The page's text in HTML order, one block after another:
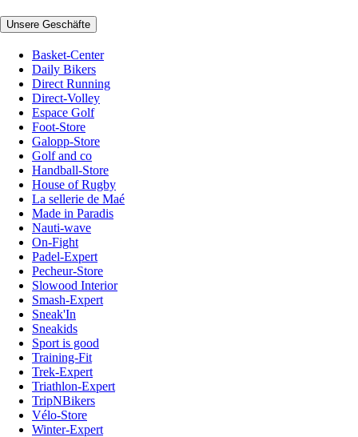
Unsere Geschäfte
Basket-Center
Daily Bikers
Direct Running
Direct-Volley
Espace Golf
Foot-Store
Galopp-Store
Golf and co
Handball-Store
House of Rugby
La sellerie de Maé
Made in Paradis
Nauti-wave
On-Fight
Padel-Expert
Pecheur-Store
Slowood Interior
Smash-Expert
Sneak'In
Sneakids
Sport is good
Training-Fit
Trek-Expert
Triathlon-Expert
TripNBikers
Vélo-Store
Winter-Expert